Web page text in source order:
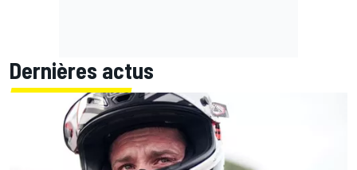
Dernières actus